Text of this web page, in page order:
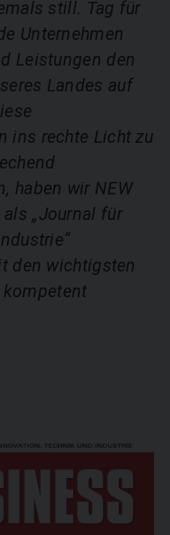
still. Tag für
Unternehmen
Leistungen den
Landes auf
ins rechte Licht zu
haben wir NEW
als „Journal für
den wichtigsten
kompetent